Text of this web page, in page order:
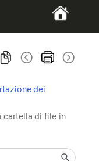
dei
cartella di file in